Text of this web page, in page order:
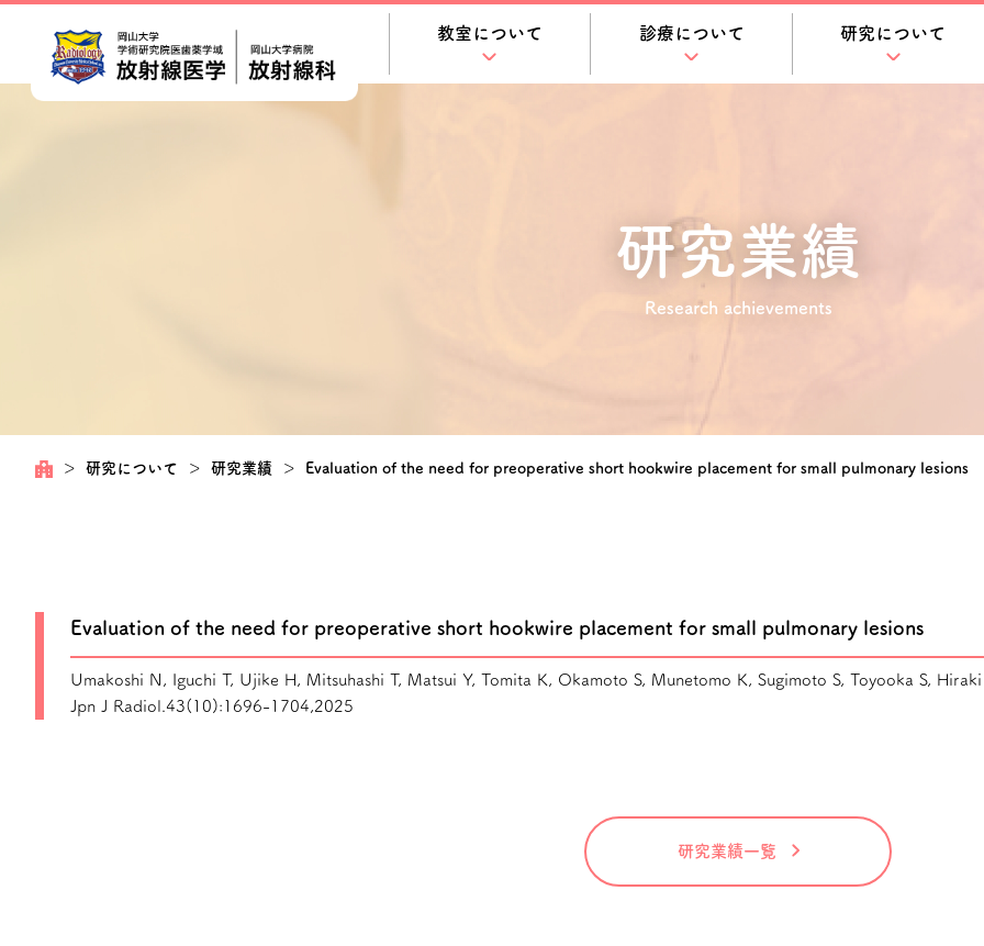
教室について 診療について 研究について
研究業績
Research achievements
＞ 研究について ＞ 研究業績 ＞ Evaluation of the need for preoperative short hookwire placement for small pulmonary lesions
Evaluation of the need for preoperative short hookwire placement for small pulmonary lesions
Umakoshi N, Iguchi T, Ujike H, Mitsuhashi T, Matsui Y, Tomita K, Okamoto S, Munetomo K, Sugimoto S, Toyooka S, Hiraki
Jpn J Radiol.43(10):1696-1704,2025
研究業績一覧